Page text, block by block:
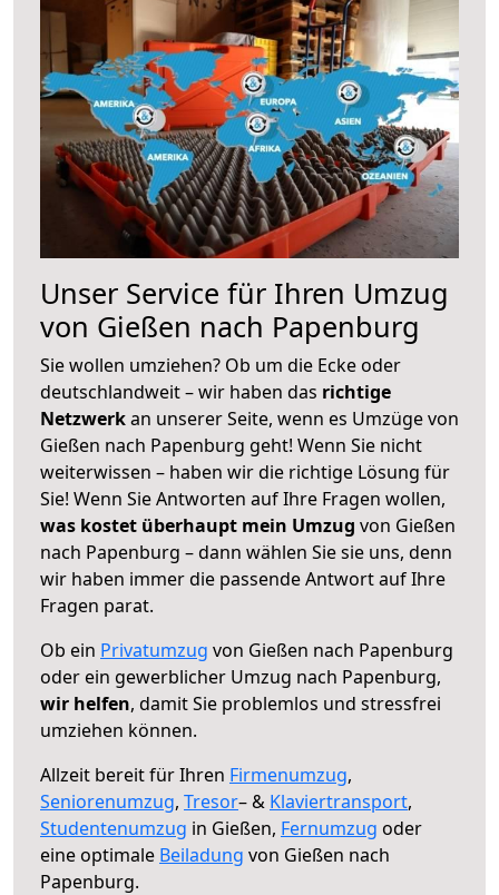
Unser Service für Ihren Umzug
von Gießen nach Papenburg
Sie wollen umziehen? Ob um die Ecke oder
deutschlandweit – wir haben das richtige
Netzwerkan unserer Seite, wenn es Umzüge von
Gießen nach Papenburg geht! Wenn Sie nicht
weiterwissen – haben wir die richtige Lösung für
Sie! Wenn Sie Antworten auf Ihre Fragen wollen,
was kostet überhaupt mein Umzug von Gießen
nach Papenburg – dann wählen Sie sie uns, denn
wir haben immer die passende Antwort auf Ihre
Fragen parat.
Ob ein Privatumzug von Gießen nach Papenburg
oder ein gewerblicher Umzug nach Papenburg,
wir helfen, damit Sie problemlos und stressfrei
umziehen können.
Allzeit bereit für Ihren Firmenumzug,
Seniorenumzug, Tresor– & Klaviertransport,
Studentenumzug in Gießen, Fernumzug oder
eine optimale Beiladung von Gießen nach
Papenburg.